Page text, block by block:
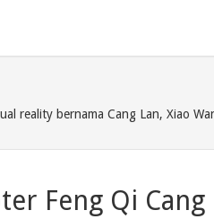
reality bernama Cang Lan, Xiao
Feng Qi Cang